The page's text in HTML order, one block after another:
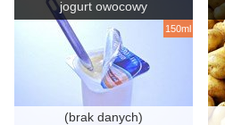
jogurt owocowy
150ml
(brak danych)